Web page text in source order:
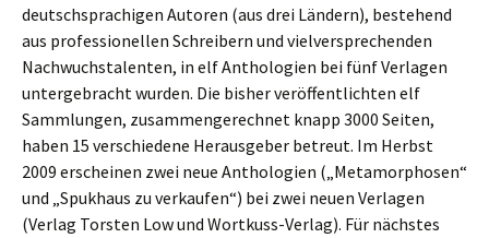
deutschsprachigen Autoren (aus drei Ländern), bestehend
aus professionellen Schreibern und vielversprechenden
Nachwuchstalenten, in elf Anthologien bei fünf Verlagen
untergebracht wurden. Die bisher veröffentlichten elf
Sammlungen, zusammengerechnet knapp 3000 Seiten,
haben 15 verschiedene Herausgeber betreut. Im Herbst
2009 erscheinen zwei neue Anthologien („Metamorphosen“
und „Spukhaus zu verkaufen“) bei zwei neuen Verlagen
(Verlag Torsten Low und Wortkuss-Verlag). Für nächstes